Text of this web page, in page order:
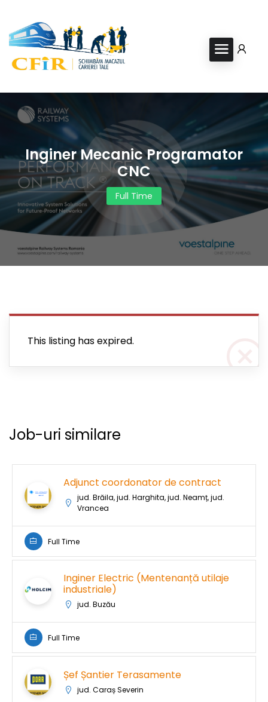
Inginer Mecanic Programator
CNC
Full Time
This listing has expired.
Job-uri similare
Adjunct coordonator de contract
jud. Brăila, jud. Harghita, jud. Neamț, jud.
Vrancea
Full Time
Inginer Electric (Mentenanță utilaje
industriale)
jud. Buzău
Full Time
Șef Șantier Terasamente
jud. Caraș Severin